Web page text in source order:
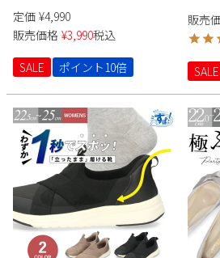
日
6
7
13
14 15
20
21 22 23
27
29
新規会員登録
定価 ¥4,990
販売価格 ¥3,990税込
SALE
ポイント10倍
販売
SALE